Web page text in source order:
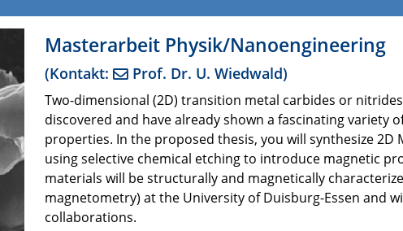
Masterarbeit Physik/Nanoengineering
(Kontakt: Prof. Dr. U. Wiedwald)
Two-dimensional (2D) transition metal carbides or
discovered and have already shown a fascinating variety
properties. In the proposed thesis, you will synthesize 2D
using selective chemical etching to introduce magnetic
materials will be structurally and magnetically characterized
magnetometry) at the University of Duisburg-Essen and
collaborations.